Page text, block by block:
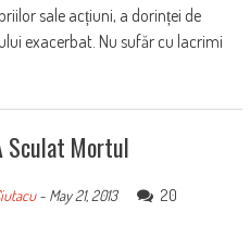
sale acțiuni, a dorinței de
exacerbat. Nu sufăr cu lacrimi
Sculat Mortul
- May 21, 2013
20